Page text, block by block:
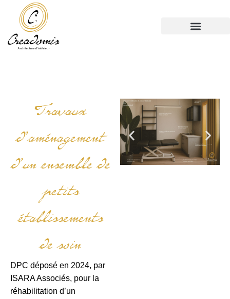
Travaux
d’aménagement
d’un ensemble de
petits
établissements
de soin
DPC déposé en 2024, par
ISARA Associés, pour la
réhabilitation d’un